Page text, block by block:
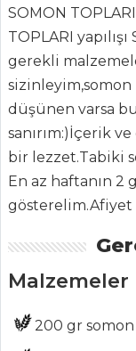
ANASAYFA
BLOG
Medya
Aktüel
Chefs
SOMON
TOPLARI
gerekli
sizinleyim,somon
düşünen varsa
sanırım:)İçerik
bir lezzet.Tabiki
En az haftanın 2
gösterelim.Afiyet
Malzemeler
200 gr